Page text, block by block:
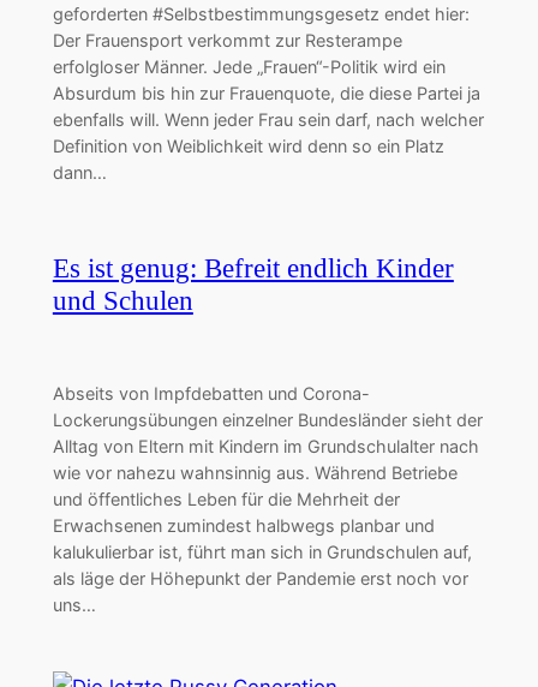
geforderten #Selbstbestimmungsgesetz endet hier:
Der Frauensport verkommt zur Resterampe
erfolgloser Männer. Jede „Frauen“-Politik wird ein
Absurdum bis hin zur Frauenquote, die diese Partei ja
ebenfalls will. Wenn jeder Frau sein darf, nach welcher
Definition von Weiblichkeit wird denn so ein Platz
dann…
Es ist genug: Befreit endlich Kinder
und Schulen
Abseits von Impfdebatten und Corona-
Lockerungsübungen einzelner Bundesländer sieht der
Alltag von Eltern mit Kindern im Grundschulalter nach
wie vor nahezu wahnsinnig aus. Während Betriebe
und öffentliches Leben für die Mehrheit der
Erwachsenen zumindest halbwegs planbar und
kalukulierbar ist, führt man sich in Grundschulen auf,
als läge der Höhepunkt der Pandemie erst noch vor
uns…